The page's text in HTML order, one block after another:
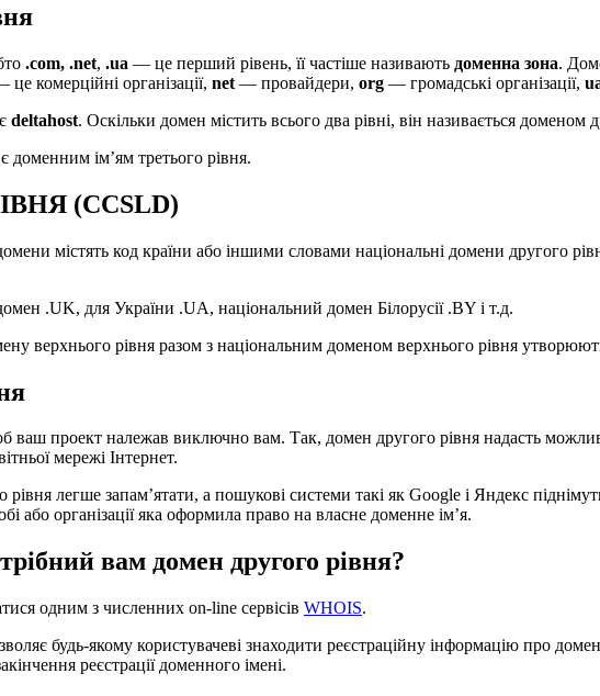
.com, .net, .ua — це перший рівень, її частіше називають доменна зона.
це комерційні організації, net — провайдери, org — громадські організації,
deltahost. Оскільки домен містить всього два рівні, він називається доменом
доменним ім’ям третього рівня.
(CCSLD)
містять код країни або іншими словами національні домени другого
.UK, для України .UA, національний домен Білорусії .BY і т.д.
верхнього рівня разом з національним доменом верхнього рівня
ваш проект належав виключно вам. Так, домен другого рівня надасть
мережі Інтернет.
рівня легше запам’ятати, а пошукові системи такі як Google і Яндекс
або організації яка оформила право на власне доменне ім’я.
вам домен другого рівня?
одним з численних on-line сервісів WHOIS.
будь-якому користувачеві знаходити реєстраційну інформацію про
реєстрації доменного імені.